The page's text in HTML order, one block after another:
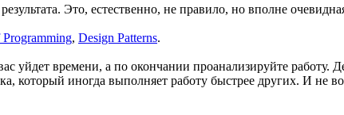
Это, естественно, не правило, но вполне
, Design Patterns.
уйдет времени, а по окончании проанализируйте работу.
который иногда выполняет работу быстрее других. И не